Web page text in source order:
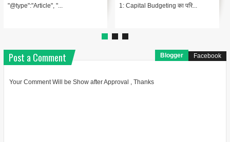
"@type":"Article", "...
1: Capital Budgeting का परि...
Post a Comment Blogger Facebook
Your Comment Will be Show after Approval , Thanks